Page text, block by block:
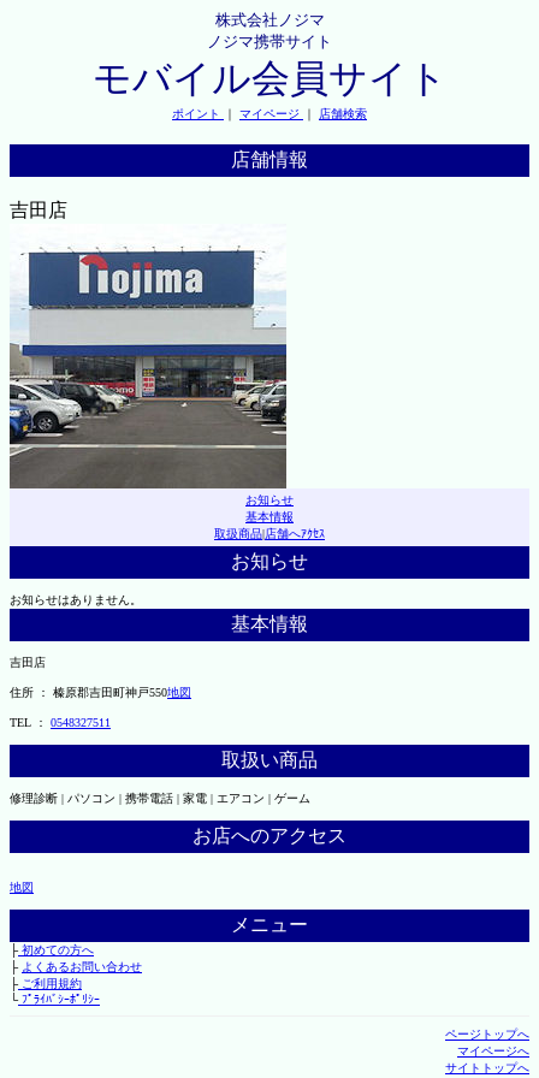
株式会社ノジマ
ノジマ携帯サイト
モバイル会員サイト
ポイント ｜ マイページ ｜ 店舗検索
店舗情報
吉田店
お知らせ
基本情報
取扱商品|店舗へｱｸｾｽ
お知らせ
お知らせはありません。
基本情報
吉田店
住所 ： 榛原郡吉田町神戸550地図
TEL ： 0548327511
取扱い商品
修理診断 | パソコン | 携帯電話 | 家電 | エアコン | ゲーム
お店へのアクセス
地図
メニュー
├初めての方へ
├ よくあるお問い合わせ
├ご利用規約
└ﾌﾟﾗｲﾊﾞｼｰﾎﾟﾘｼｰ
ページトップへ
マイページへ
サイトトップへ